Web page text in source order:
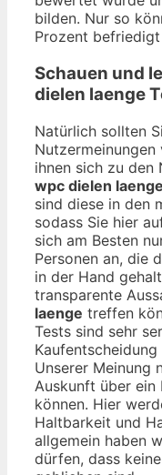
bilden. Nur so
Prozent
Schauen und
dielen laenge
Natürlich sollten
ihnen sich zu den
wpc dielen laenge
sind diese in den
sodass Sie hier
sich am Besten
Personen an, die
in der Hand
transparente
laenge treffen
Tests sind sehr
Unserer Meinung
Auskunft über ein
können. Hier
Haltbarkeit und
allgemein haben
dürfen, dass